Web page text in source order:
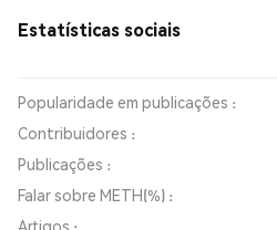
Estatísticas sociais
Popularidade em publicações :
Contribuidores :
Publicações :
Falar sobre METH(%) :
Artigos :